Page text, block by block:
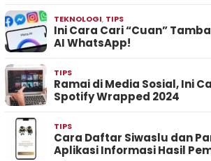
TEKNOLOGI, TIPS
Ini Cara Cari “Cuan”
AI WhatsApp!
TIPS
Ramai di Media Sosial, Ini
Spotify Wrapped 2024
TIPS
Cara Daftar Siwaslu dan
Aplikasi Informasi Hasil